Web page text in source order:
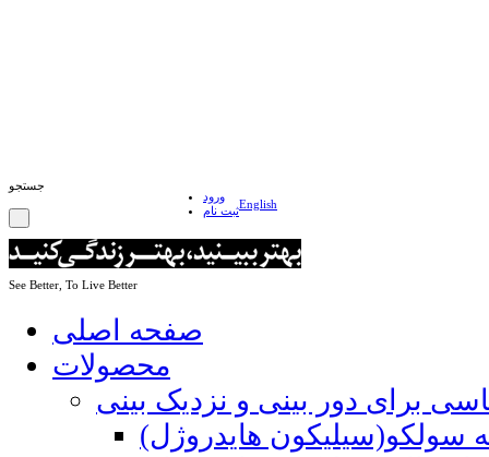
جستجو
ورود
ثبت نامEnglish
See Better, To Live Better
صفحه اصلی
محصولات
برای دور بینی و نزدیک بینی